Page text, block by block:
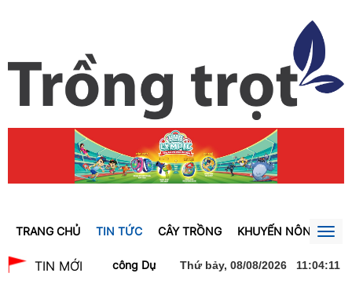
TRANG CHỦ TIN TỨC CÂY TRỒNG KHUYẾN NÔNG
TIN MỚI
dự lễ khởi công Dự án xây dựng Trường Trung học phổ thông
Thứ bảy, 08/08/2026 11:04:12